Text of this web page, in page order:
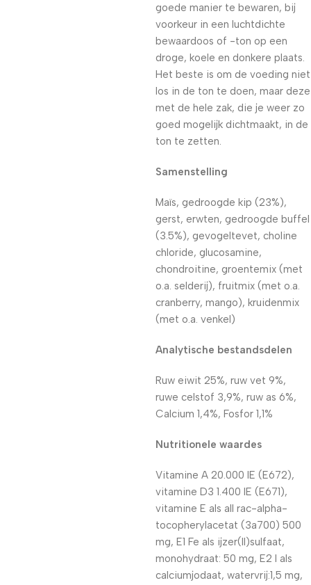
goede manier te bewaren, bij
voorkeur in een luchtdichte
bewaardoos of -ton op een
droge, koele en donkere plaats.
Het beste is om de voeding niet
los in de ton te doen, maar deze
met de hele zak, die je weer zo
goed mogelijk dichtmaakt, in de
ton te zetten.
Samenstelling
Maïs, gedroogde kip (23%),
gerst, erwten, gedroogde buffel
(3.5%), gevogeltevet, choline
chloride, glucosamine,
chondroitine, groentemix (met
o.a. selderij), fruitmix (met o.a.
cranberry, mango), kruidenmix
(met o.a. venkel)
Analytische bestandsdelen
Ruw eiwit 25%, ruw vet 9%,
ruwe celstof 3,9%, ruw as 6%,
Calcium 1,4%, Fosfor 1,1%
Nutritionele waardes
Vitamine A 20.000 IE (E672),
vitamine D3 1.400 IE (E671),
vitamine E als all rac-alpha-
tocopherylacetat (3a700) 500
mg, E1 Fe als ijzer(II)sulfaat,
monohydraat: 50 mg, E2 I als
calciumjodaat, watervrij:1,5 mg,